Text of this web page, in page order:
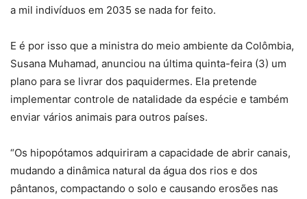
a mil indivíduos em 2035 se nada for feito.
E é por isso que a ministra do meio ambiente da Colômbia,
Susana Muhamad, anunciou na última quinta-feira (3) um
plano para se livrar dos paquidermes. Ela pretende
implementar controle de natalidade da espécie e também
enviar vários animais para outros países.
“Os hipopótamos adquiriram a capacidade de abrir canais,
mudando a dinâmica natural da água dos rios e dos
pântanos, compactando o solo e causando erosões nas